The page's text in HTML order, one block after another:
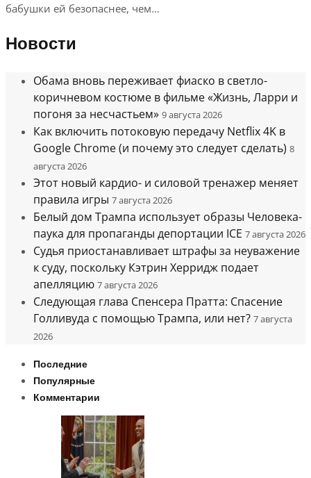
бабушки ей безопаснее, чем…
Новости
Обама вновь переживает фиаско в светло-
коричневом костюме в фильме «Жизнь, Ларри и
погоня за несчастьем» 9 августа 2026
Как включить потоковую передачу Netflix 4K в
Google Chrome (и почему это следует сделать) 8
августа 2026
Этот новый кардио- и силовой тренажер меняет
правила игры 7 августа 2026
Белый дом Трампа использует образы Человека-
паука для пропаганды депортации ICE 7 августа 2026
Судья приостанавливает штрафы за неуважение
к суду, поскольку Кэтрин Херридж подает
апелляцию 7 августа 2026
Следующая глава Спенсера Пратта: Спасение
Голливуда с помощью Трампа, или нет? 7 августа
2026
Последние
Популярные
Комментарии